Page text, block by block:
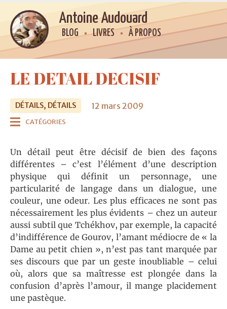
Antoine Audouard
BLOG LIVRES À PROPOS
LE DETAIL DECISIF
DÉTAILS, DÉTAILS 12 mars 2009
CATÉGORIES
Un détail peut être décisif de bien des façons
différentes – c’est l’élément d’une description
physique qui définit un personnage, une
particularité de langage dans un dialogue, une
couleur, une odeur. Les plus efficaces ne sont pas
nécessairement les plus évidents – chez un auteur
aussi subtil que Tchékhov, par exemple, la capacité
d’indifférence de Gourov, l’amant médiocre de « la
Dame au petit chien », n’est pas tant marquée par
ses discours que par un geste inoubliable – celui
où, alors que sa maîtresse est plongée dans la
confusion d’après l’amour, il mange placidement
une pastèque.